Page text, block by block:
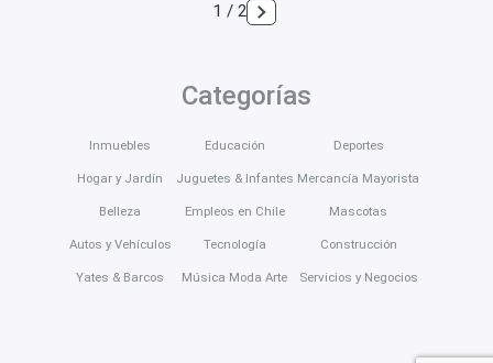
1 / 2
Categorías
Inmuebles
Hogar y Jardín
Belleza
Autos y Vehículos
Yates & Barcos
Educación
Juguetes & Infantes
Empleos en Chile
Tecnología
Música Moda Arte
Deportes
Mercancía Mayorista
Mascotas
Construcción
Servicios y Negocios